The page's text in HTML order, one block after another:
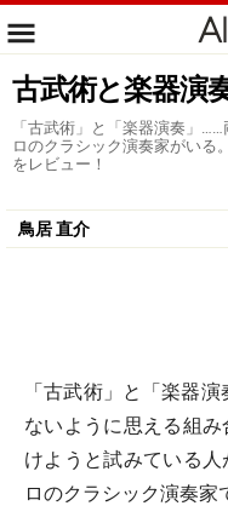
古武術と楽器演
「古武術」と「楽器演奏」
ロのクラシック演奏家がいる
をレビュー！
鳥居 直介
「古武術」と「楽器
ないように思える組
けようと試みている
ロのクラシック演奏家